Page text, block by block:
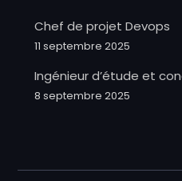
Chef de projet Devops
11 septembre 2025
Ingénieur d’étude et
8 septembre 2025